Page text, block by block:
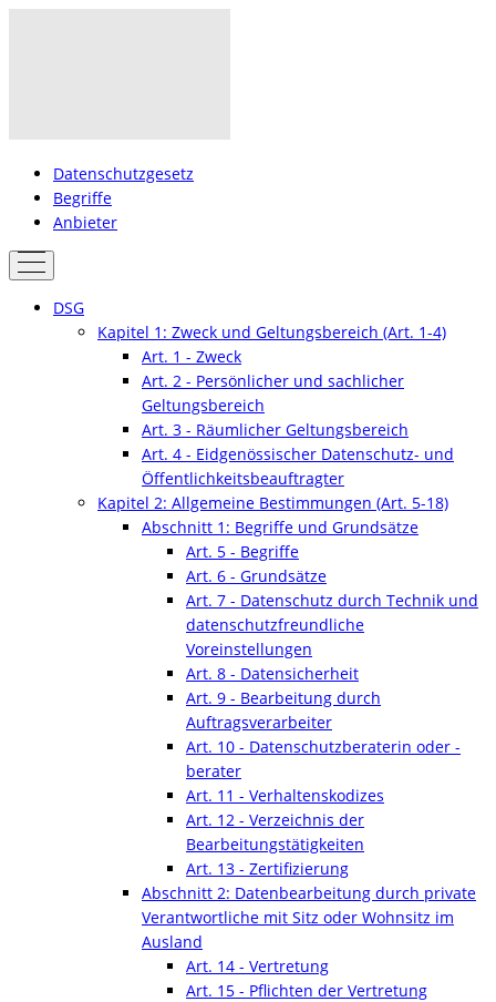
Datenschutzgesetz
Begriffe
Anbieter
DSG
Kapitel 1: Zweck und Geltungsbereich (Art. 1-4)
Art. 1 - Zweck
Art. 2 - Persönlicher und sachlicher
Geltungsbereich
Art. 3 - Räumlicher Geltungsbereich
Art. 4 - Eidgenössischer Datenschutz- und
Öffentlichkeitsbeauftragter
Kapitel 2: Allgemeine Bestimmungen (Art. 5-18)
Abschnitt 1: Begriffe und Grundsätze
Art. 5 - Begriffe
Art. 6 - Grundsätze
Art. 7 - Datenschutz durch Technik und
datenschutzfreundliche
Voreinstellungen
Art. 8 - Datensicherheit
Art. 9 - Bearbeitung durch
Auftragsverarbeiter
Art. 10 - Datenschutzberaterin oder -
berater
Art. 11 - Verhaltenskodizes
Art. 12 - Verzeichnis der
Bearbeitungstätigkeiten
Art. 13 - Zertifizierung
Abschnitt 2: Datenbearbeitung durch private
Verantwortliche mit Sitz oder Wohnsitz im
Ausland
Art. 14 - Vertretung
Art. 15 - Pflichten der Vertretung